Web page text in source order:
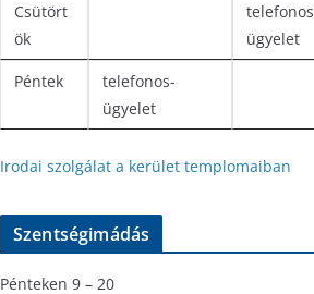
Csütört
ök
telefonos
ügyelet
Péntek
telefonos-
ügyelet
Irodai szolgálat a kerület templomaiban
Szentségimádás
Pénteken 9 – 20